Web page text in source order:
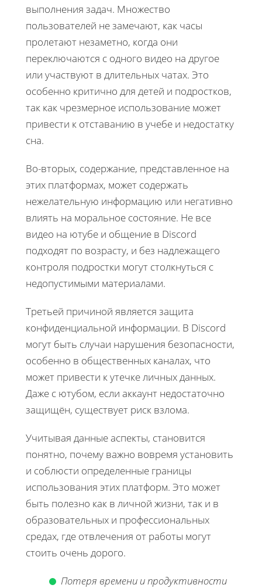
выполнения задач. Множество
пользователей не замечают, как часы
пролетают незаметно, когда они
переключаются с одного видео на другое
или участвуют в длительных чатах. Это
особенно критично для детей и подростков,
так как чрезмерное использование может
привести к отставанию в учебе и недостатку
сна.
Во-вторых, содержание, представленное на
этих платформах, может содержать
нежелательную информацию или негативно
влиять на моральное состояние. Не все
видео на ютубе и общение в Discord
подходят по возрасту, и без надлежащего
контроля подростки могут столкнуться с
недопустимыми материалами.
Третьей причиной является защита
конфиденциальной информации. В Discord
могут быть случаи нарушения безопасности,
особенно в общественных каналах, что
может привести к утечке личных данных.
Даже с ютубом, если аккаунт недостаточно
защищён, существует риск взлома.
Учитывая данные аспекты, становится
понятно, почему важно вовремя установить
и соблюсти определенные границы
использования этих платформ. Это может
быть полезно как в личной жизни, так и в
образовательных и профессиональных
средах, где отвлечения от работы могут
стоить очень дорого.
Потеря времени и продуктивности